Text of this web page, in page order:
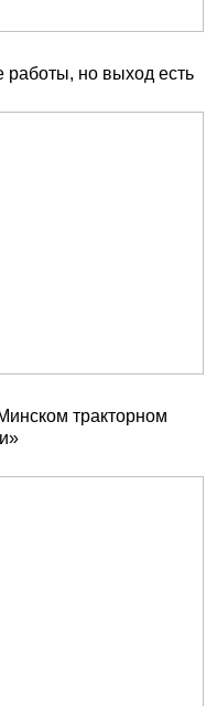
но выход есть
тракторном